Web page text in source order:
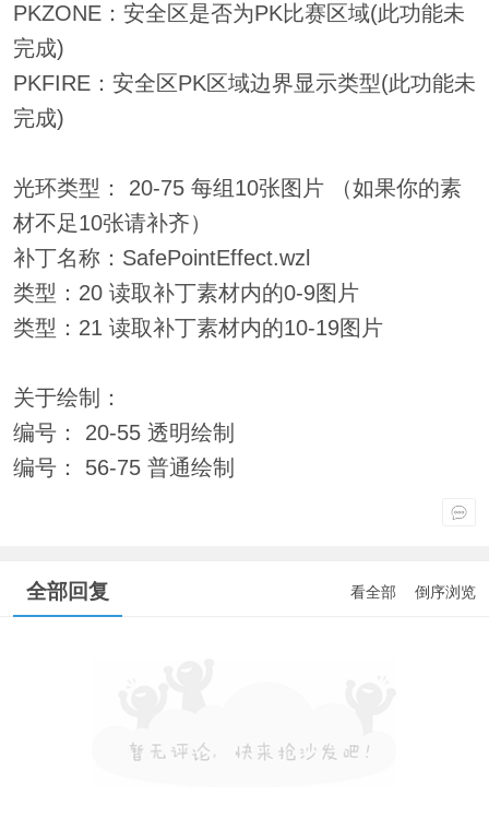
PKZONE：安全区是否为PK比赛区域(此功能未
完成)
PKFIRE：安全区PK区域边界显示类型(此功能未
完成)
光环类型： 20-75 每组10张图片 （如果你的素
材不足10张请补齐）
补丁名称：SafePointEffect.wzl
类型：20 读取补丁素材内的0-9图片
类型：21 读取补丁素材内的10-19图片
关于绘制：
编号： 20-55 透明绘制
编号： 56-75 普通绘制
全部回复 看全部 倒序浏览